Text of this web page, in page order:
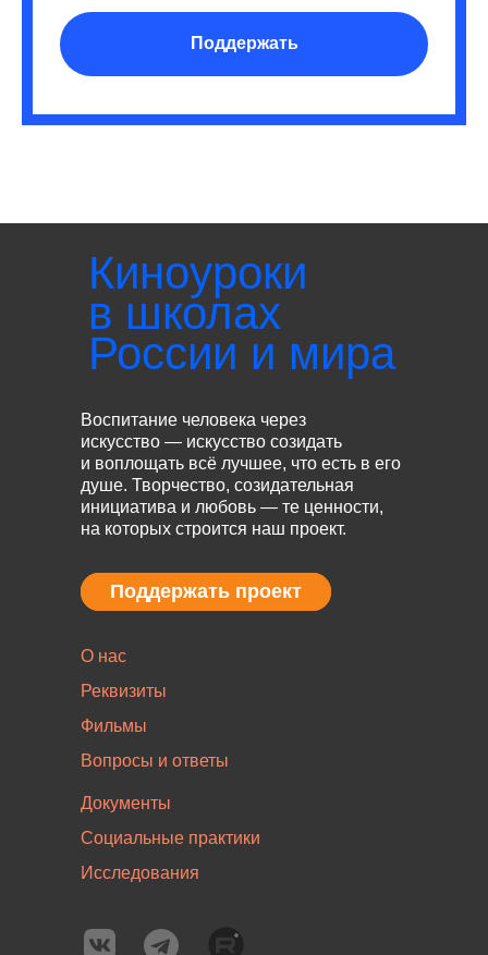
Поддержать
Киноуроки
в школах
России и мира
Воспитание человека через
искусство — искусство созидать
и воплощать всё лучшее, что есть в его
душе. Творчество, созидательная
инициатива и любовь — те ценности,
на которых строится наш проект.
Документы
Социальные практики
Исследования
О нас
Реквизиты
Фильмы
Вопросы и ответы
Поддержать проект
Поддержать проект